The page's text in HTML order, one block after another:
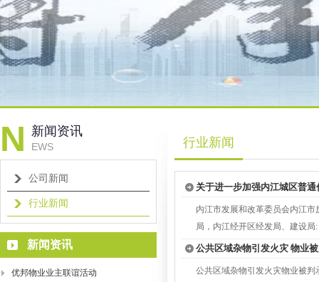
N 新闻资讯
EWS
公司新闻
行业新闻
新闻资讯
优邦物业业主联谊活动
行业新闻
关于进一步加强内江城区普
内江市发展和改革委员会内江
局，内江经开区经发局、建设
公共区域杂物引发火灾 物业
公共区域杂物引发火灾物业被判